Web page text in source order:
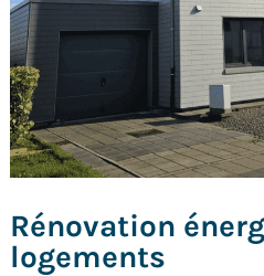
Rénovation
logements